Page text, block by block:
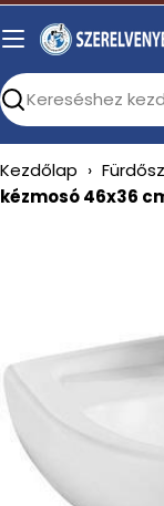
Skip
to
Search
Kezdőlap ›
kézmosó 46x36
media 0 in